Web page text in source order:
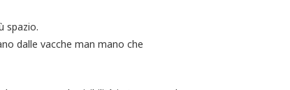
spazio.
dalle vacche man mano che